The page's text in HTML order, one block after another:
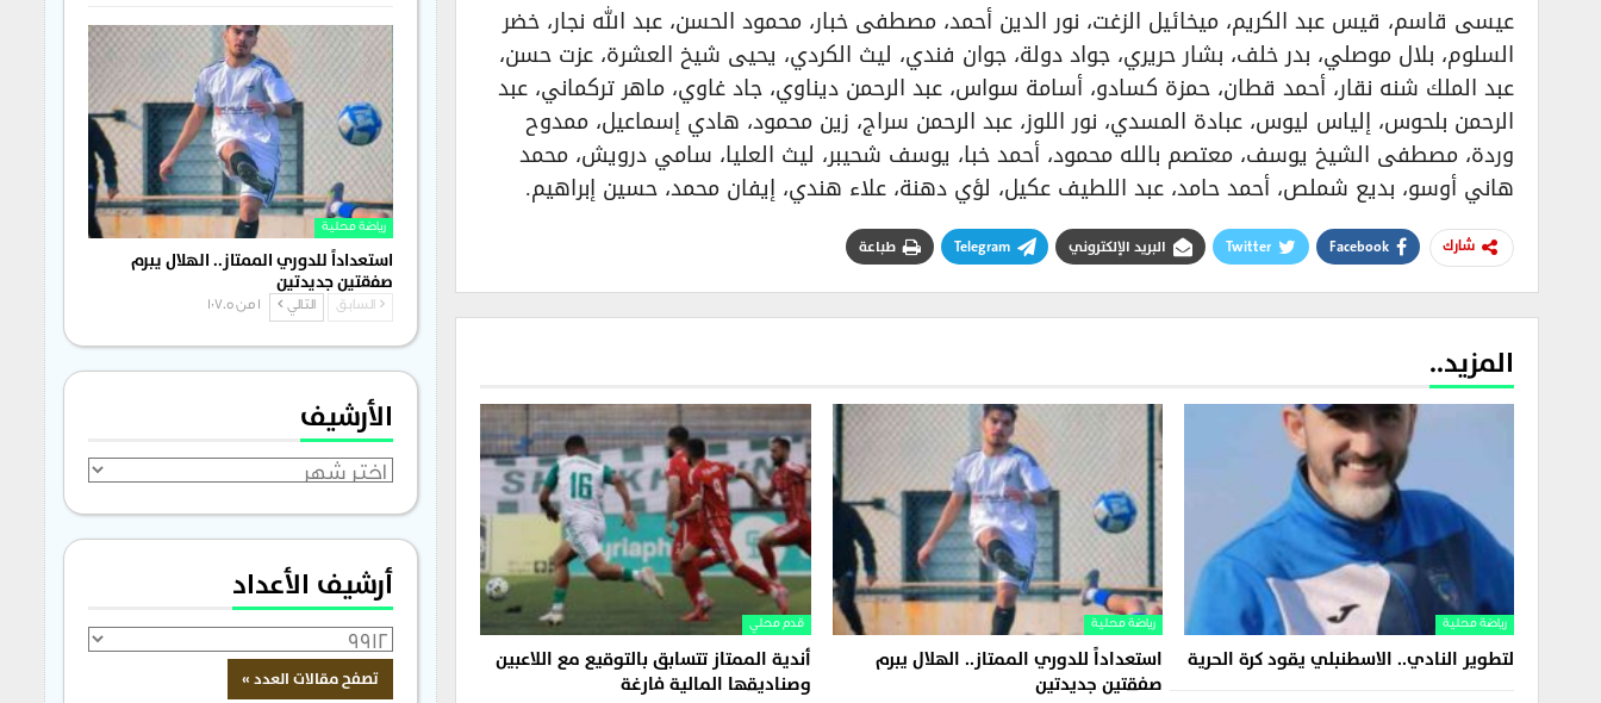
عيسى قاسم، قيس عبد الكريم، ميخائيل الزغت، نور الدين أحمد، مصطفى خبار، محمود الحسن، عبد الله نجار، خضر
السلوم، بلال موصلي، بدر خلف، بشار حريري، جواد دولة، جوان فندي، ليث الكردي، يحيى شيخ العشرة، عزت حسن،
عبد الملك شنه نقار، أحمد قطان، حمزة كسادو، أسامة سواس، عبد الرحمن ديناوي، جاد غاوي، ماهر تركماني، عبد
الرحمن بلحوس، إلياس ليوس، عبادة المسدي، نور اللوز، عبد الرحمن سراج، زين محمود، هادي إسماعيل، ممدوح
وردة، مصطفى الشيخ يوسف، معتصم بالله محمود، أحمد خبا، يوسف شحيبر، ليث العليا، سامي درويش، محمد
هاني أوسو، بديع شملص، أحمد حامد، عبد اللطيف عكيل، لؤي دهنة، علاء هندي، إيفان محمد، حسين إبراهيم.
شارك Facebook
Twitter البريد الإلكتروني Telegram طباعة
المزيد..
رياضة محلية
لتطوير النادي.. الاسطنبلي يقود كرة الحرية
رياضة محلية
استعداداً للدوري الممتاز.. الهلال يبرم
صفقتين جديدتين
قدم محلي
أندية الممتاز تتسابق بالتوقيع مع اللاعبين
وصناديقها المالية فارغة
رياضة محلية
استعداداً للدوري الممتاز.. الهلال يبرم
صفقتين جديدتين
السابق التالي 1 من 1٬705
الأرشيف
الأرشيف
أرشيف الأعداد